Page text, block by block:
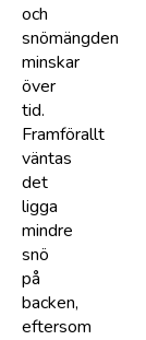
och
snömängden
minskar
över
tid.
Framförallt
väntas
det
ligga
mindre
snö
på
backen,
eftersom